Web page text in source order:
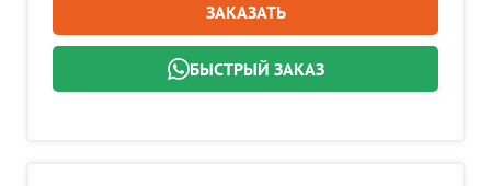
ЗАКАЗАТЬ
БЫСТРЫЙ ЗАКАЗ